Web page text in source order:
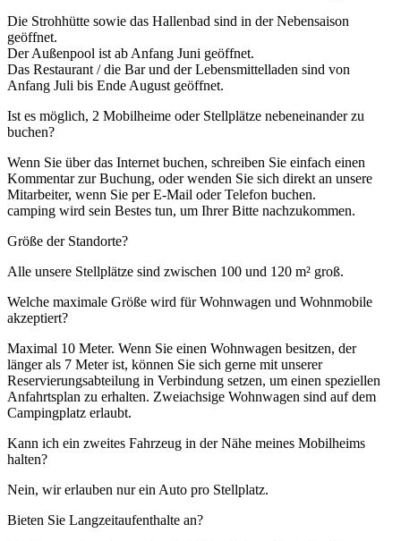
Die Strohhütte sowie das Hallenbad sind in der Nebensaison
geöffnet.
Der Außenpool ist ab Anfang Juni geöffnet.
Das Restaurant / die Bar und der Lebensmittelladen sind von
Anfang Juli bis Ende August geöffnet.
Ist es möglich, 2 Mobilheime oder Stellplätze nebeneinander zu
buchen?
Wenn Sie über das Internet buchen, schreiben Sie einfach einen
Kommentar zur Buchung, oder wenden Sie sich direkt an unsere
Mitarbeiter, wenn Sie per E-Mail oder Telefon buchen.
camping wird sein Bestes tun, um Ihrer Bitte nachzukommen.
Größe der Standorte?
Alle unsere Stellplätze sind zwischen 100 und 120 m² groß.
Welche maximale Größe wird für Wohnwagen und Wohnmobile
akzeptiert?
Maximal 10 Meter. Wenn Sie einen Wohnwagen besitzen, der
länger als 7 Meter ist, können Sie sich gerne mit unserer
Reservierungsabteilung in Verbindung setzen, um einen speziellen
Anfahrtsplan zu erhalten. Zweiachsige Wohnwagen sind auf dem
Campingplatz erlaubt.
Kann ich ein zweites Fahrzeug in der Nähe meines Mobilheims
halten?
Nein, wir erlauben nur ein Auto pro Stellplatz.
Bieten Sie Langzeitaufenthalte an?